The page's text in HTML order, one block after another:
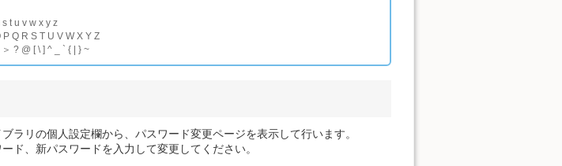
t u v w x y z
Q R S T U V W X Y Z
? @ [ \ ] ^ _ ` { | } ~
ラリの個人設定欄から、パスワード変更ページを表示して行います。
ド、新パスワードを入力して変更してください。